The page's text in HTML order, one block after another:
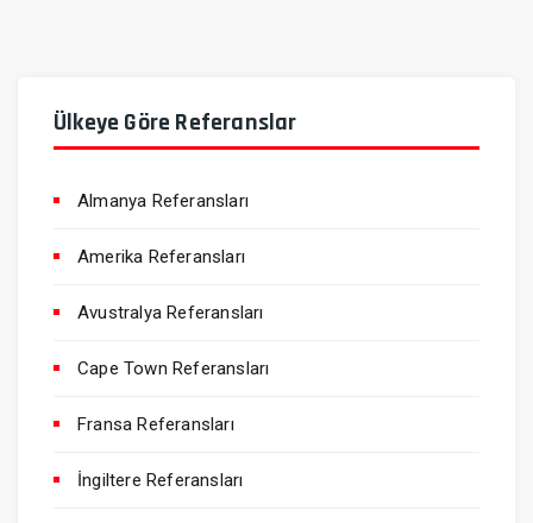
Ülkeye Göre Referanslar
Almanya Referansları
Amerika Referansları
Avustralya Referansları
Cape Town Referansları
Fransa Referansları
İngiltere Referansları